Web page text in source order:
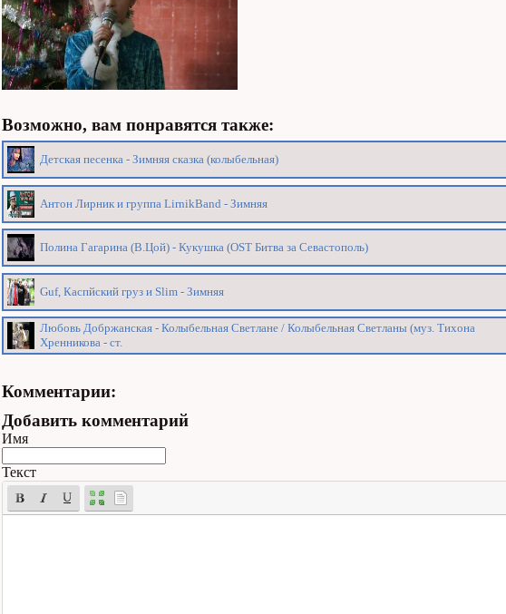
Возможно, вам понравятся также:
Детская песенка - Зимняя сказка (колыбельная)
Антон Лирник и группа LirnikBand - Зимняя
Полина Гагарина (В.Цой) - Кукушка (OST Битва за Севастополь)
Guf, Каспйский груз и Slim - Зимняя
Любовь Добржанская - Колыбельная Светлане / Колыбельная Светланы (муз. Тихона
Хренникова - ст.
Комментарии:
Добавить комментарий
Имя
Текст